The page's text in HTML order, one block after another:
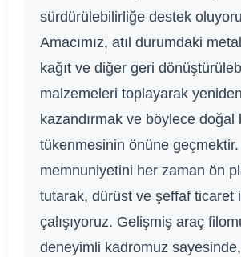
sürdürülebilirliğe destek
Amacımız, atıl durumdaki
kağıt ve diğer geri
malzemeleri toplayarak
kazandırmak ve böylece doğal
tükenmesinin önüne
memnuniyetini her zaman ön
tutarak, dürüst ve şeffaf ticaret
çalışıyoruz. Gelişmiş araç
deneyimli kadromuz sayesinde,